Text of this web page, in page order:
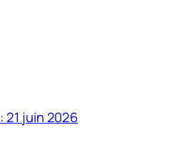
21 juin 2026